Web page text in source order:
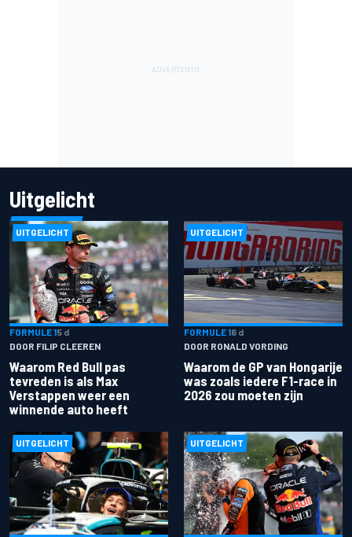
Uitgelicht
UITGELICHT
FORMULE 15 d
DOOR FILIP CLEEREN
Waarom Red Bull pas
tevreden is als Max
Verstappen weer een
winnende auto heeft
UITGELICHT
FORMULE 16 d
DOOR RONALD VORDING
Waarom de GP van Hongarije
was zoals iedere F1-race in
2026 zou moeten zijn
UITGELICHT UITGELICHT